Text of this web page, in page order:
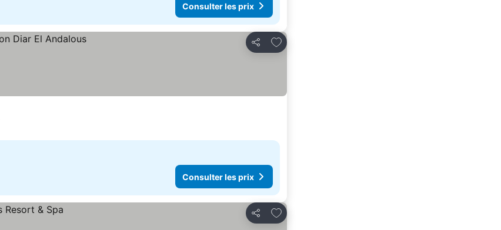
Consulter les prix
Partager
Ajouter à mes favoris
Consulter les prix
Partager
Ajouter à mes favoris